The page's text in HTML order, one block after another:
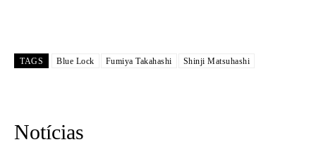
TAGS Blue Lock Fumiya Takahashi Shinji Matsuhashi
Notícias